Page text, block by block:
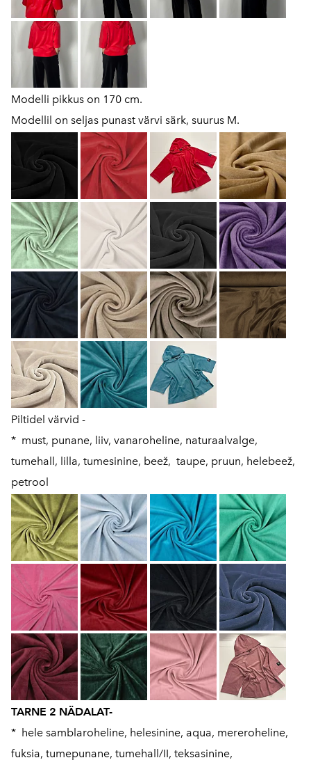
Modelli pikkus on 170 cm.
Modellil on seljas punast värvi särk, suurus M.
Piltidel värvid -
* must, punane, liiv, vanaroheline, naturaalvalge,
tumehall, lilla, tumesinine, beež, taupe, pruun, helebeež,
petrool
TARNE 2 NÄDALAT-
* hele samblaroheline, helesinine, aqua, mereroheline,
fuksia, tumepunane, tumehall/II, teksasinine,